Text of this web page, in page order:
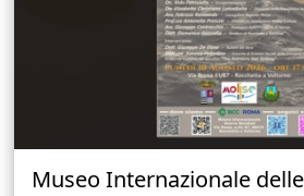
Museo Internazionale